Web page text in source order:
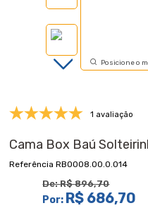
Posicione o
1 avaliação
Cama Box Baú
RB0008.00.0.014
De:R$ 896,70
Por: R$ 686,70